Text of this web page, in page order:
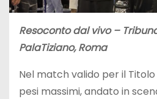
Resoconto dal vivo –
PalaTiziano, Roma
Nel match valido per il
pesi massimi, andato in